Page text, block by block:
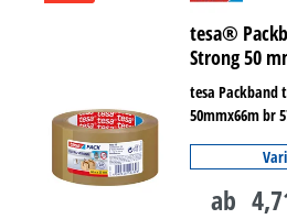
tesa®
Strong 50
tesa Packband
50mmx66m br
ab